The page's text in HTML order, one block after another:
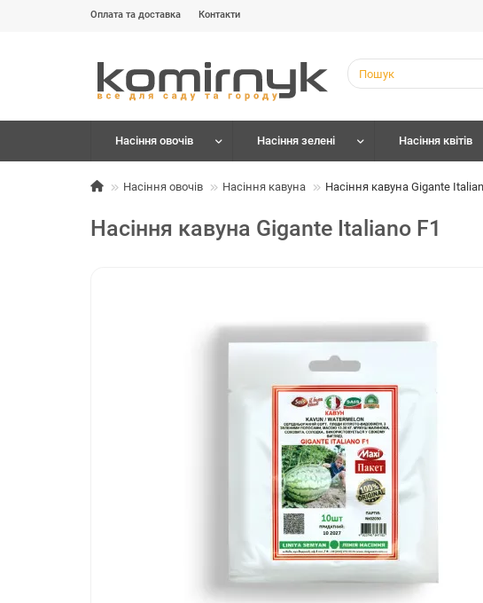
Оплата та доставка Контакти
Насіння овочів Насіння зелені Насіння квітів
Насіння овочів Насіння кавуна Насіння кавуна Gigante
Насіння кавуна Gigante Italiano F1